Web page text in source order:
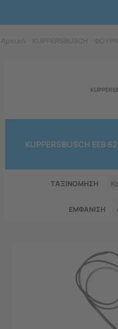
KUPPERSBUSCH EEB
ΤΑΞΙΝΟΜΗΣΗ
ΕΜΦΑNΙΣΗ